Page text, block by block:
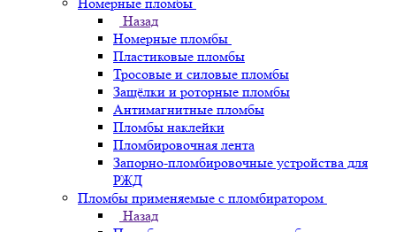
Назад
Номерные пломбы
Пластиковые пломбы
Тросовые и силовые пломбы
Защёлки и роторные пломбы
Антимагнитные пломбы
Пломбы наклейки
Пломбировочная лента
Запорно-пломбировочные устройства для
РЖД
Пломбы применяемые с пломбиратором
Назад